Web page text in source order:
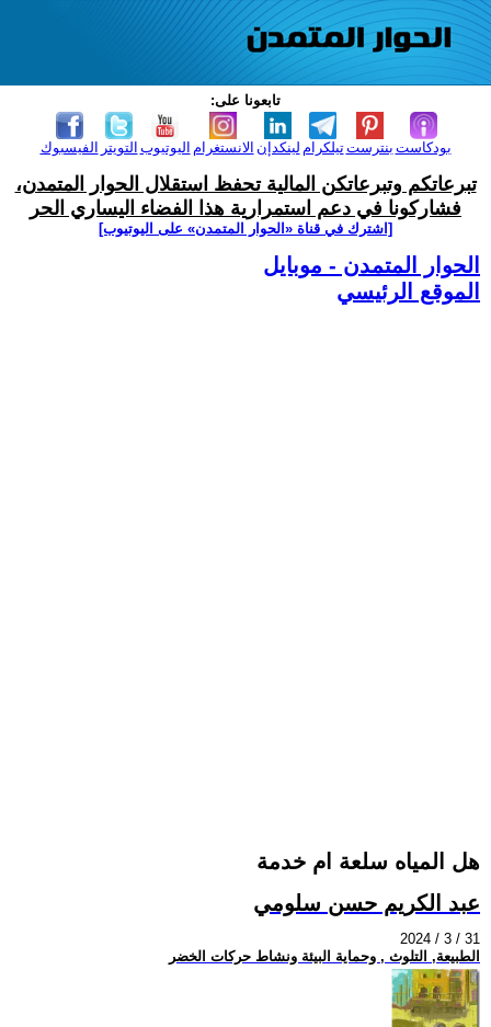
تابعونا على:
الفيسبوك التويتر اليوتيوب الانستغرام لينكدإن تيلكرامبنترست بودكاست
تبرعاتكم وتبرعاتكن المالية تحفظ استقلال الحوار المتمدن،
فشاركونا في دعم استمرارية هذا الفضاء اليساري الحر
[اشترك في قناة ‫«الحوار المتمدن» على اليوتيوب]
الحوار المتمدن - موبايل
الموقع الرئيسي
هل المياه سلعة ام خدمة
عبد الكريم حسن سلومي
2024 / 3 / 31
الطبيعة, التلوث , وحماية البيئة ونشاط حركات الخضر